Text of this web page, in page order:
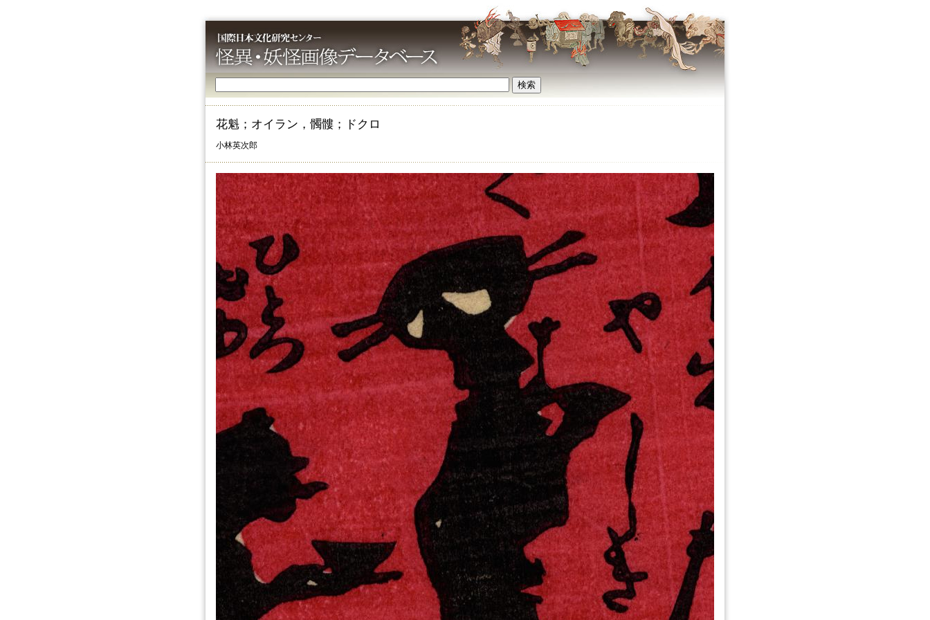
花魁；オイラン，髑髏；ドクロ
小林英次郎